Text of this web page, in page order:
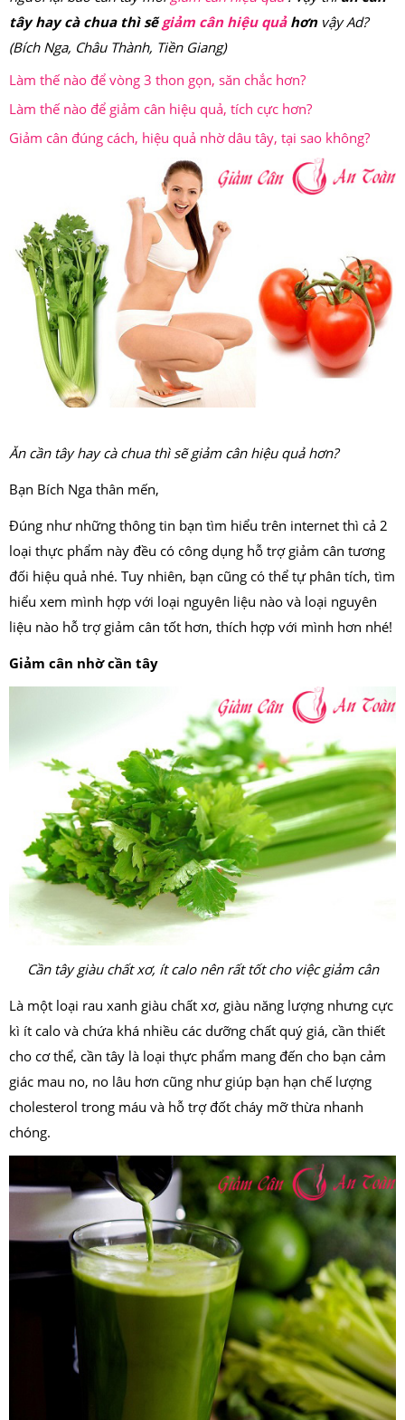
tây hay cà chua thì sẽgiảm cân hiệu quả hơnvậy Ad?
(Bích Nga, Châu Thành, Tiền Giang)
Làm thế nào để vòng 3 thon gọn, săn chắc hơn?
Làm thế nào để giảm cân hiệu quả, tích cực hơn?
Giảm cân đúng cách, hiệu quả nhờ dâu tây, tại sao không?
Ăn cần tây hay cà chua thì sẽ giảm cân hiệu quả hơn?
Bạn Bích Nga thân mến,
Đúng như những thông tin bạn tìm hiểu trên internet thì cả 2
loại thực phẩm này đều có công dụng hỗ trợ giảm cân tương
đối hiệu quả nhé. Tuy nhiên, bạn cũng có thể tự phân tích, tìm
hiểu xem mình hợp với loại nguyên liệu nào và loại nguyên
liệu nào hỗ trợ giảm cân tốt hơn, thích hợp với mình hơn nhé!
Giảm cân nhờ cần tây
Cần tây giàu chất xơ, ít calo nên rất tốt cho việc giảm cân
Là một loại rau xanh giàu chất xơ, giàu năng lượng nhưng cực
kì ít calo và chứa khá nhiều các dưỡng chất quý giá, cần thiết
cho cơ thể, cần tây là loại thực phẩm mang đến cho bạn cảm
giác mau no, no lâu hơn cũng như giúp bạn hạn chế lượng
cholesterol trong máu và hỗ trợ đốt cháy mỡ thừa nhanh
chóng.